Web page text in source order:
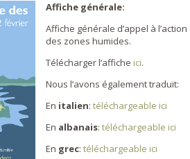
Affiche générale:
Affiche générale d’appel à
des zones humides.
Télécharger l’affiche ici.
Nous l’avons également traduit:
En italien: téléchargeable ici
En albanais: téléchargeable ici
En grec: téléchargeable ici